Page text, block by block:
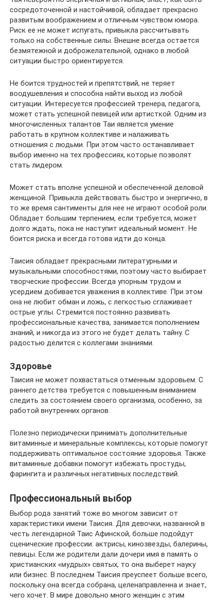
сосредоточенной и настойчивой, обладает прекрасно
развитым воображением и отличным чувством юмора.
Риск ее не может испугать, привыкла рассчитывать
только на собственные силы. Внешне всегда остается
безмятежной и доброжелательной, однако в любой
ситуации быстро ориентируется.
Не боится трудностей и препятствий, не теряет
воодушевления и способна найти выход из любой
ситуации. Интересуется профессией тренера, педагога,
может стать успешной певицей или артисткой. Одним из
многочисленных талантов Таи является умение
работать в крупном коллективе и налаживать
отношения с людьми. При этом часто останавливает
выбор именно на тех профессиях, которые позволят
стать лидером.
Может стать вполне успешной и обеспеченной деловой
женщиной. Привыкла действовать быстро и энергично, в
то же время сантименты для нее не играют особой роли.
Обладает большим терпением, если требуется, может
долго ждать, пока не наступит идеальный момент. Не
боится риска и всегда готова идти до конца.
Таисия обладает прекрасными литературными и
музыкальными способностями, поэтому часто выбирает
творческие профессии. Всегда упорным трудом и
усердием добивается уважения в коллективе. При этом
она не любит обман и ложь, с легкостью сглаживает
острые углы. Стремится постоянно развивать
профессиональные качества, занимается пополнением
знаний, и никогда из этого не будет делать тайну. С
радостью делится с коллегами знаниями.
Здоровье
Таисия не может похвастаться отменным здоровьем. С
раннего детства требуется с повышенным вниманием
следить за состоянием своего организма, особенно, за
работой внутренних органов.
Полезно периодически принимать дополнительные
витаминные и минеральные комплексы, которые помогут
поддерживать оптимальное состояние здоровья. Также
витаминные добавки помогут избежать простуды,
фарингита и различных негативных последствий.
Профессиональный выбор
Выбор рода занятий тоже во многом зависит от
характеристики имени Таисия. Для девочки, названной в
честь легендарной Таис Афинской, больше подойдут
сценические профессии: актрисы, кинозвезды, балерины,
певицы. Если же родители дали дочери имя в память о
христианских «мудрых» святых, то она выберет науку
или бизнес. В последнем Таисия преуспеет больше всего,
поскольку она всегда собрана, целенаправленна и знает,
чего хочет. В мире довольно много женщин с этим